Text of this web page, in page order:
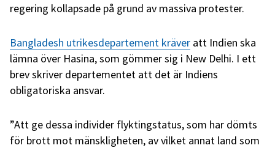
regering kollapsade på grund av massiva protester.
Bangladesh utrikesdepartement kräver att Indien ska
lämna över Hasina, som gömmer sig i New Delhi. I ett
brev skriver departementet att det är Indiens
obligatoriska ansvar.
”Att ge dessa individer flyktingstatus, som har dömts
för brott mot mänskligheten, av vilket annat land som